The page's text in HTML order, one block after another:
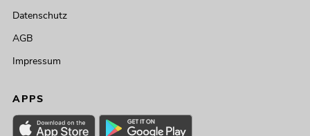
Datenschutz
AGB
Impressum
APPS